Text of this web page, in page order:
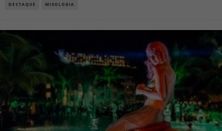
DESTAQUE MIXOLOGIA